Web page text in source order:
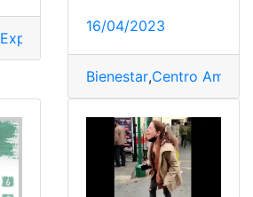
Experiencia Salud mental
16/04/2023
Bienestar,Centro